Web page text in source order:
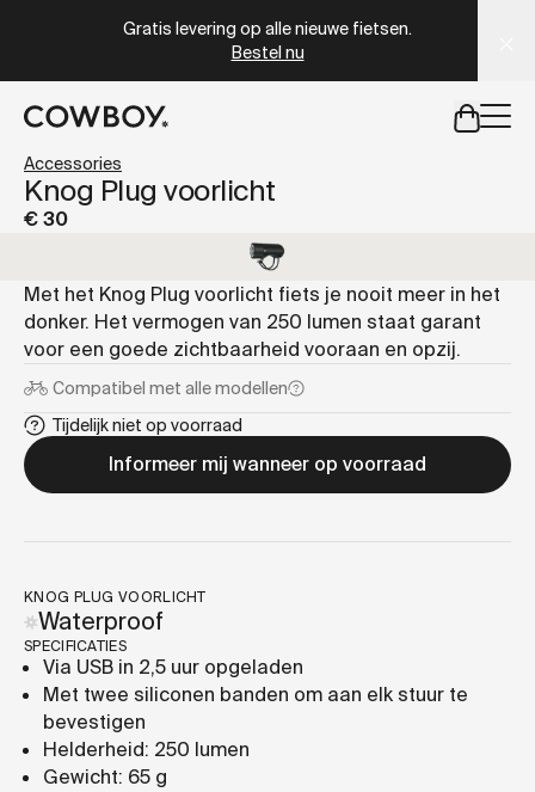
Gratis levering op alle nieuwe fietsen.
Bestel nu
een testride is dichtbij
Knog Plug voorlicht
€ 30
Met het Knog Plug voorlicht fiets je nooit meer in het
donker. Het vermogen van 250 lumen staat garant
voor een goede zichtbaarheid vooraan en opzij.
Compatibel met alle modellen
Tijdelijk niet op voorraad
Informeer mij wanneer op voorraad
Accessories
KNOG PLUG VOORLICHT
Waterproof
SPECIFICATIES
Via USB in 2,5 uur opgeladen
Met twee siliconen banden om aan elk stuur te
bevestigen
Helderheid: 250 lumen
Gewicht: 65 g